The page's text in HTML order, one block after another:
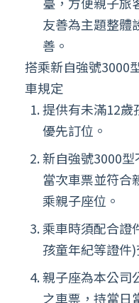
友善為主題整體
善。
搭乘新自強號3000
車規定
提供有未滿12歲
優先訂位。
新自強號3000
當次車票並符合
乘親子座位。
乘車時須配合證
孩童年紀等證件)
親子座為本公司
之車票，持當日